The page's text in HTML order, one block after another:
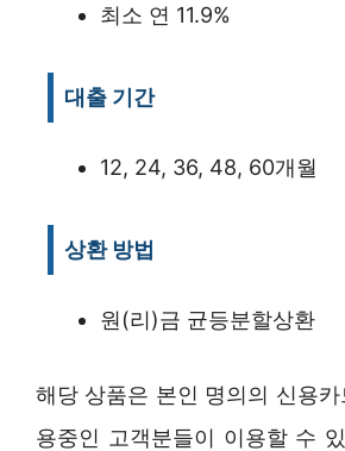
최소 연 11.9%
대출 기간
12, 24, 36, 48, 60개월
상환 방법
원(리)금 균등분할상환
해당 상품은 본인 명의의 신용
용중인 고객분들이 이용할 수